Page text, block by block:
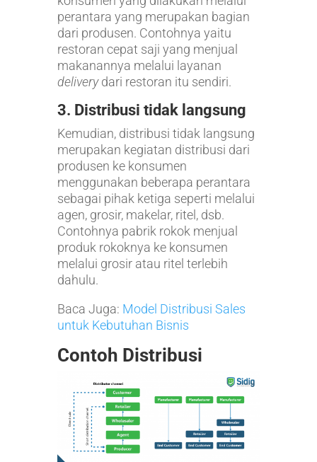
perantara yang merupakan bagian
dari produsen. Contohnya yaitu
restoran cepat saji yang menjual
makanannya melalui layanan
deliverydari restoran itu sendiri.
3. Distribusi tidak langsung
Kemudian, distribusi tidak langsung
merupakan kegiatan distribusi dari
produsen ke konsumen
menggunakan beberapa perantara
sebagai pihak ketiga seperti melalui
agen, grosir, makelar, ritel, dsb.
Contohnya pabrik rokok menjual
produk rokoknya ke konsumen
melalui grosir atau ritel terlebih
dahulu.
Baca Juga: Model Distribusi Sales
untuk Kebutuhan Bisnis
Contoh Distribusi